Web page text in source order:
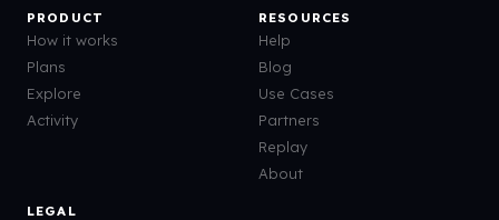
PRODUCT
How it works
Plans
Explore
Activity
RESOURCES
Help
Blog
Use Cases
Partners
Replay
About
LEGAL